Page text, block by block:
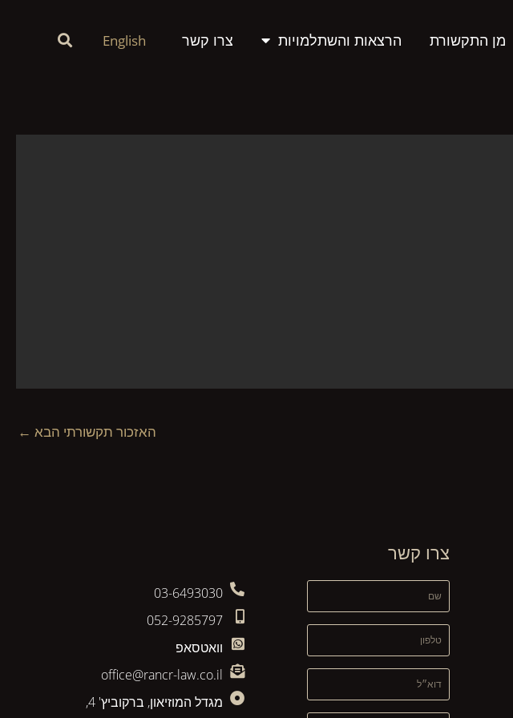
מן התקשורת הרצאות והשתלמויות צרו קשר English
האזכור תקשורתי הבא ←
צרו קשר
שם
טלפון
דוא״ל
03-6493030
052-9285797
וואטסאפ
office@rancr-law.co.il
מגדל המוזיאון, ברקוביץ' 4,